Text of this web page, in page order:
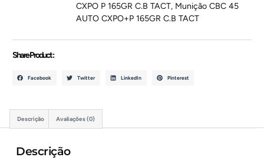
CXPO P 165GR C.B TACT, Munição CBC 45
AUTO CXPO+P 165GR C.B TACT
Share Product :
Facebook Twitter LinkedIn Pinterest
Descrição Avaliações (0)
Descrição